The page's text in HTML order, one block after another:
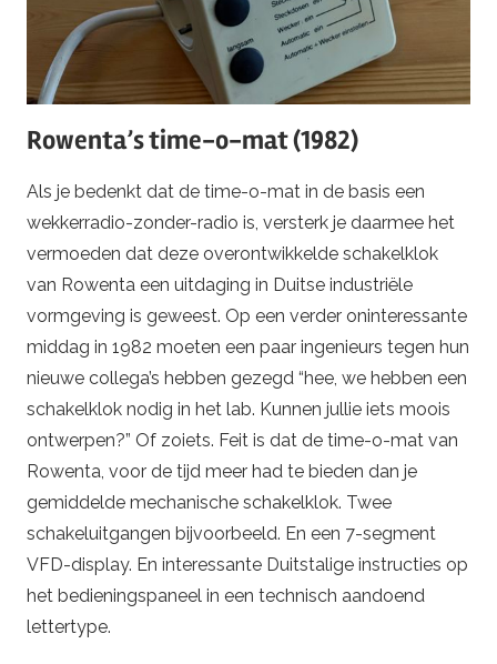
Rowenta’s time-o-mat (1982)
Als je bedenkt dat de time-o-mat in de basis een
wekkerradio-zonder-radio is, versterk je daarmee het
vermoeden dat deze overontwikkelde schakelklok
van Rowenta een uitdaging in Duitse industriële
vormgeving is geweest. Op een verder oninteressante
middag in 1982 moeten een paar ingenieurs tegen hun
nieuwe collega’s hebben gezegd “hee, we hebben een
schakelklok nodig in het lab. Kunnen jullie iets moois
ontwerpen?” Of zoiets. Feit is dat de time-o-mat van
Rowenta, voor de tijd meer had te bieden dan je
gemiddelde mechanische schakelklok. Twee
schakeluitgangen bijvoorbeeld. En een 7-segment
VFD-display. En interessante Duitstalige instructies op
het bedieningspaneel in een technisch aandoend
lettertype.